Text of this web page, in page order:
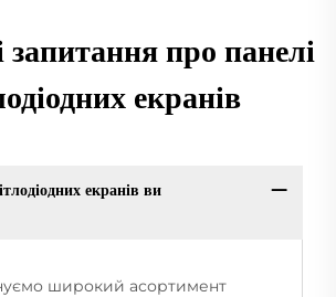
про панелі
екранів
екранів ви
широкий асортимент